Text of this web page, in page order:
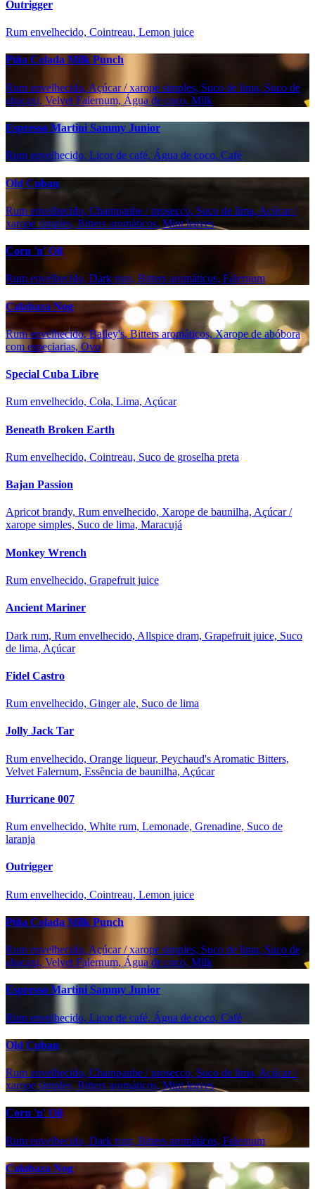
Outrigger
Rum envelhecido, Cointreau, Lemon juice
Piña Colada Milk Punch
Rum envelhecido, Açúcar / xarope simples, Suco de lima, Suco de
abacaxi, Velvet Falernum, Água de coco, Milk
Espresso Martini Sammy Junior
Rum envelhecido, Licor de café, Água de coco, Café
Old Cuban
Rum envelhecido, Champanhe / prosecco, Suco de lima, Açúcar /
xarope simples, Bitters aromáticos, Mint leaves
Corn 'n' Oil
Rum envelhecido, Dark rum, Bitters aromáticos, Falernum
Calabaza Nog
Rum envelhecido, Bailey's, Bitters aromáticos, Xarope de abóbora
com especiarias, Ovo
Special Cuba Libre
Rum envelhecido, Cola, Lima, Açúcar
Beneath Broken Earth
Rum envelhecido, Cointreau, Suco de groselha preta
Bajan Passion
Apricot brandy, Rum envelhecido, Xarope de baunilha, Açúcar /
xarope simples, Suco de lima, Maracujá
Monkey Wrench
Rum envelhecido, Grapefruit juice
Ancient Mariner
Dark rum, Rum envelhecido, Allspice dram, Grapefruit juice, Suco
de lima, Açúcar
Fidel Castro
Rum envelhecido, Ginger ale, Suco de lima
Jolly Jack Tar
Rum envelhecido, Orange liqueur, Peychaud's Aromatic Bitters,
Velvet Falernum, Essência de baunilha, Açúcar
Hurricane 007
Rum envelhecido, White rum, Lemonade, Grenadine, Suco de
laranja
Outrigger
Rum envelhecido, Cointreau, Lemon juice
Piña Colada Milk Punch
Rum envelhecido, Açúcar / xarope simples, Suco de lima, Suco de
abacaxi, Velvet Falernum, Água de coco, Milk
Espresso Martini Sammy Junior
Rum envelhecido, Licor de café, Água de coco, Café
Old Cuban
Rum envelhecido, Champanhe / prosecco, Suco de lima, Açúcar /
xarope simples, Bitters aromáticos, Mint leaves
Corn 'n' Oil
Rum envelhecido, Dark rum, Bitters aromáticos, Falernum
Calabaza Nog